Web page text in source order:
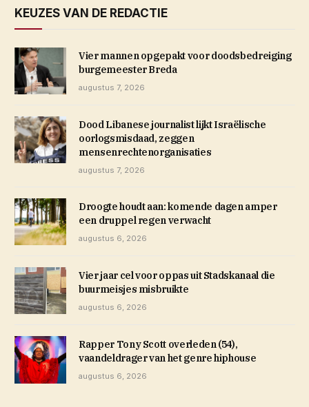
KEUZES VAN DE REDACTIE
Vier mannen opgepakt voor doodsbedreiging
burgemeester Breda
augustus 7, 2026
Dood Libanese journalist lijkt Israëlische
oorlogsmisdaad, zeggen
mensenrechtenorganisaties
augustus 7, 2026
Droogte houdt aan: komende dagen amper
een druppel regen verwacht
augustus 6, 2026
Vier jaar cel voor oppas uit Stadskanaal die
buurmeisjes misbruikte
augustus 6, 2026
Rapper Tony Scott overleden (54),
vaandeldrager van het genre hiphouse
augustus 6, 2026